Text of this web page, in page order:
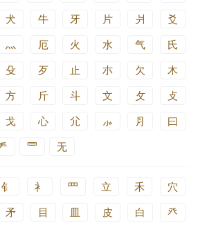
犬 牛 牙 片 爿 爻
灬 厄 火 水 气 氏
殳 歹 止 朩 欠 木
方 斤 斗 文 攵 攴
戈 心 尣 ⺗ ⺼ 曰
⺜ 无
钅 衤 罒 立 禾 穴
矛 目 皿 皮 白 癶